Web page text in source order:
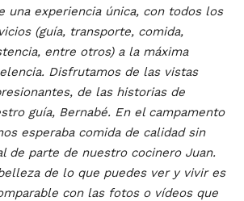
una experiencia única, con todos los
(guía, transporte, comida,
entre otros) a la máxima
Disfrutamos de las vistas
de las historias de
guía, Bernabé. En el campamento
esperaba comida de calidad sin
de parte de nuestro cocinero Juan.
de lo que puedes ver y vivir es
con las fotos o vídeos que